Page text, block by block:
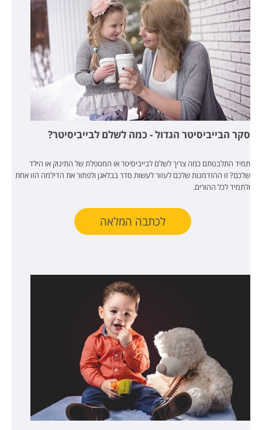
סקר הבייביסיטר הגדול - כמה לשלם לבייביסיטר?
תמיד התלבטתם כמה צריך לשלם לבייביסיטר או המטפלת של התינוק או הילד
שלכם? זו ההזדמנות שלכם לעזור לעשות סדר בבלאגן ולפתור את הדילמה הזו אחת
ולתמיד לכל ההורים.
לכתבה המלאה